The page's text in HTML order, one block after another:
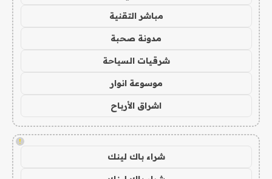
مباشر التقنية
مدونة صحبة
شرقيات السياحة
موسوعة انوار
اشراق الأرباح
!
شراء باك لينك